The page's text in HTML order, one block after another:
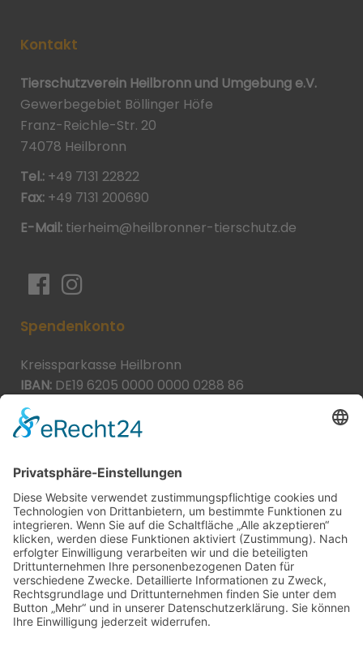
Kontakt
Tierschutzverein Heilbronn und Umgebung e.V.
Gewerbegebiet Böllinger Höfe
Franz-Reichle-Str. 20
74078 Heilbronn
Tel.: +49 7131 22822
Fax: +49 7131 200690
E-Mail: tierheim@heilbronner-tierschutz.de
Spendenkonto
Kreissparkasse Heilbronn
IBAN: DE19 6205 0000 0000 0288 86
BIC:
Spende direkt via PayPal
JETZT SPENDEN
paypal@heilbronner-tierschutz.de